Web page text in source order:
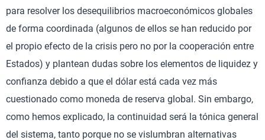
para resolver los desequilibrios macroeconómicos globales
de forma coordinada (algunos de ellos se han reducido por
el propio efecto de la crisis pero no por la cooperación entre
Estados) y plantean dudas sobre los elementos de liquidez y
confianza debido a que el dólar está cada vez más
cuestionado como moneda de reserva global. Sin embargo,
como hemos explicado, la continuidad será la tónica general
del sistema, tanto porque no se vislumbran alternativas